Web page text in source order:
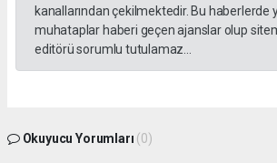
kanallarından çekilmektedir. Bu haberlerde
muhataplar haberi geçen ajanslar olup
editörü sorumlu tutulamaz...
Okuyucu Yorumları (0)